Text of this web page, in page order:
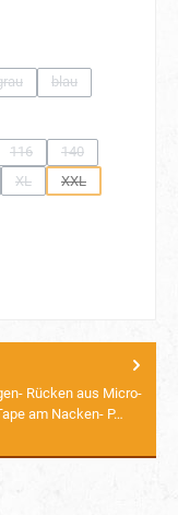
verfügbar.)
ist zurzeit nicht verfügbar.)
(Diese Option ist zurzeit nicht
blau
(Diese Option ist
nicht verfügbar.)
ist zurzeit nicht verfügbar.)
Option ist zurzeit nicht
116
(Diese Option ist zurzeit
140
(Diese Option ist
verfügbar.)
nicht verfügbar.)
ist zurzeit nicht verfügbar.)
Option ist zurzeit nicht
XL
(Diese Option ist zurzeit
XXL
(Diese Option ist
Rücken aus Micro-
am Nacken- P…